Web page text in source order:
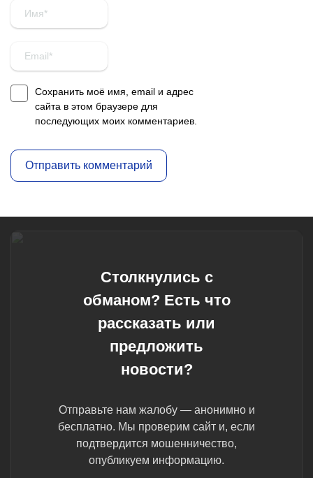
Сохранить моё имя, email и адрес
сайта в этом браузере для
последующих моих комментариев.
Столкнулись с
обманом? Есть что
рассказать или
предложить
новости?
Отправьте нам жалобу — анонимно и
бесплатно. Мы проверим сайт и, если
подтвердится мошенничество,
опубликуем информацию.